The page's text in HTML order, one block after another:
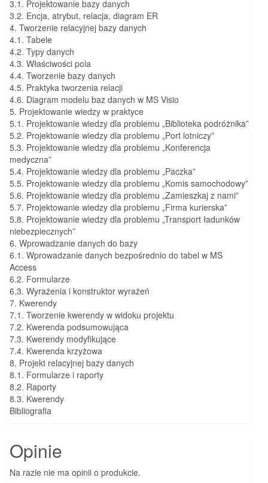
3.1. Projektowanie bazy danych
3.2. Encja, atrybut, relacja, diagram ER
4. Tworzenie relacyjnej bazy danych
4.1. Tabele
4.2. Typy danych
4.3. Właściwości pola
4.4. Tworzenie bazy danych
4.5. Praktyka tworzenia relacji
4.6. Diagram modelu baz danych w MS Visio
5. Projektowanie wiedzy w praktyce
5.1. Projektowanie wiedzy dla problemu „Biblioteka podróżnika”
5.2. Projektowanie wiedzy dla problemu „Port lotniczy”
5.3. Projektowanie wiedzy dla problemu „Konferencja
medyczna”
5.4. Projektowanie wiedzy dla problemu „Paczka”
5.5. Projektowanie wiedzy dla problemu „Komis samochodowy”
5.6. Projektowanie wiedzy dla problemu „Zamieszkaj z nami”
5.7. Projektowanie wiedzy dla problemu „Firma kurierska”
5.8. Projektowanie wiedzy dla problemu „Transport ładunków
niebezpiecznych”
6. Wprowadzanie danych do bazy
6.1. Wprowadzanie danych bezpośrednio do tabel w MS
Access
6.2. Formularze
6.3. Wyrażenia i konstruktor wyrażeń
7. Kwerendy
7.1. Tworzenie kwerendy w widoku projektu
7.2. Kwerenda podsumowująca
7.3. Kwerendy modyfikujące
7.4. Kwerenda krzyżowa
8. Projekt relacyjnej bazy danych
8.1. Formularze i raporty
8.2. Raporty
8.3. Kwerendy
Bibliografia
Opinie
Na razie nie ma opinii o produkcie.